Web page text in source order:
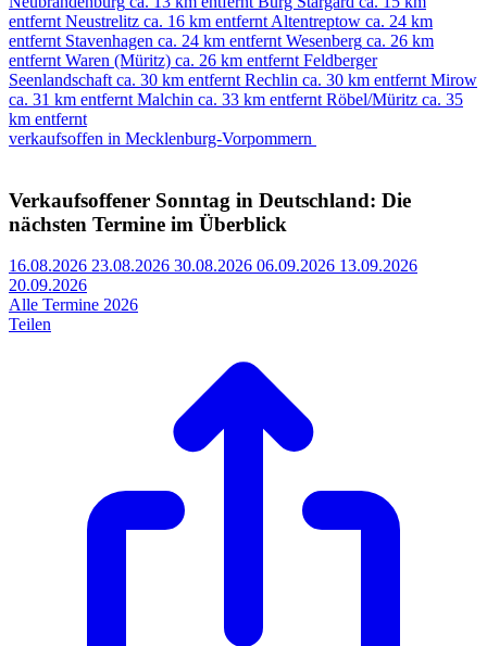
entfernt Neustrelitz ca. 16 km entfernt Altentreptow ca. 24 km
entfernt Stavenhagen ca. 24 km entfernt Wesenberg ca. 26 km
entfernt Waren (Müritz) ca. 26 km entfernt Feldberger
Seenlandschaft ca. 30 km entfernt Rechlin ca. 30 km entfernt Mirow
ca. 31 km entfernt Malchin ca. 33 km entfernt Röbel/Müritz ca. 35
km entfernt
verkaufsoffen in Mecklenburg-Vorpommern
Verkaufsoffener Sonntag in Deutschland: Die
nächsten Termine im Überblick
16.08.2026 23.08.2026 30.08.2026 06.09.2026 13.09.2026
20.09.2026
Alle Termine 2026
Teilen